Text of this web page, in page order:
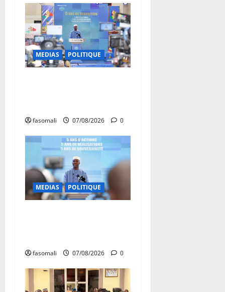
MEDIAS POLITIQUE
fasomali 07/08/2026 0
MEDIAS POLITIQUE
fasomali 07/08/2026 0